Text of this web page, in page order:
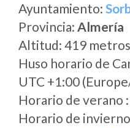
Ayuntamiento:
Provincia: Almería
Altitud: 419
Huso horario de
UTC +1:00
Horario de verano
Horario de